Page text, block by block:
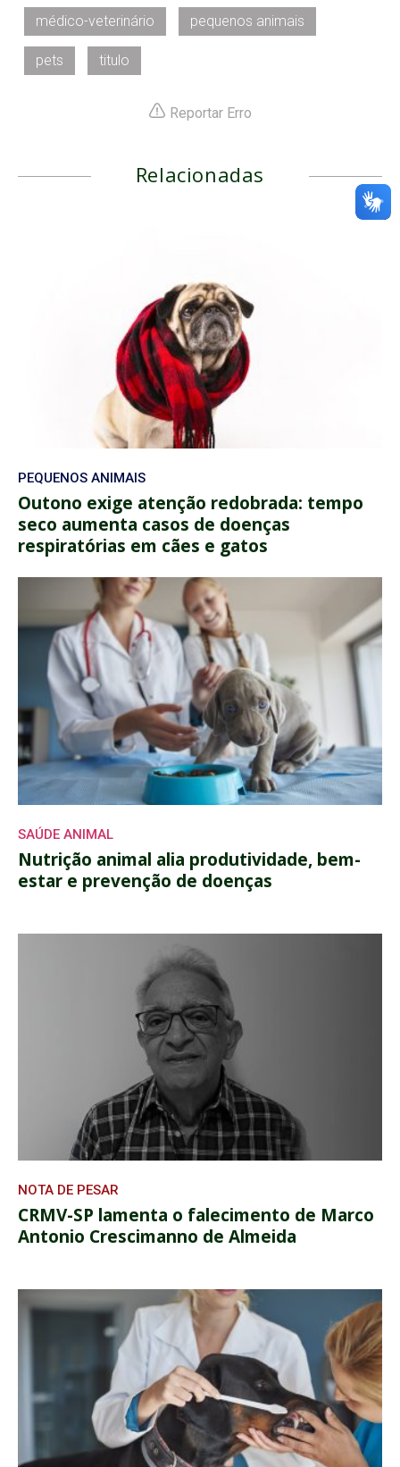
médico-veterinário pequenos animais
pets titulo
Reportar Erro
Relacionadas
PEQUENOS ANIMAIS
Outono exige atenção redobrada: tempo
seco aumenta casos de doenças
respiratórias em cães e gatos
SAÚDE ANIMAL
Nutrição animal alia produtividade, bem-
estar e prevenção de doenças
NOTA DE PESAR
CRMV-SP lamenta o falecimento de Marco
Antonio Crescimanno de Almeida